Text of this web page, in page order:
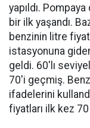
yapıldı.
bir ilk yaşandı.
benzinin litre
istasyonuna
geldi. 60'lı
70'i geçmiş.
ifadelerini
fiyatları ilk kez